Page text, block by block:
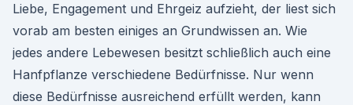
Liebe, Engagement und Ehrgeiz aufzieht, der liest sich
vorab am besten einiges an Grundwissen an. Wie
jedes andere Lebewesen besitzt schließlich auch eine
Hanfpflanze verschiedene Bedürfnisse. Nur wenn
diese Bedürfnisse ausreichend erfüllt werden, kann